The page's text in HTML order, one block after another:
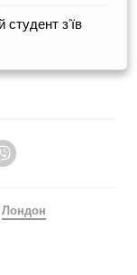
студент зʼїв
Лондон